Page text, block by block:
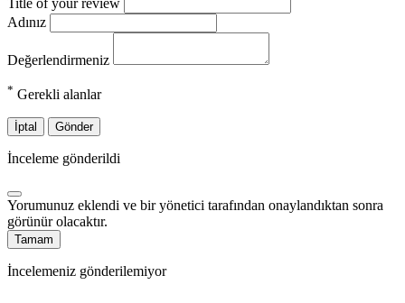
Title of your review
Adınız
Değerlendirmeniz
* Gerekli alanlar
İptal Gönder
İnceleme gönderildi
Yorumunuz eklendi ve bir yönetici tarafından onaylandıktan sonra
görünür olacaktır.
Tamam
İncelemeniz gönderilemiyor